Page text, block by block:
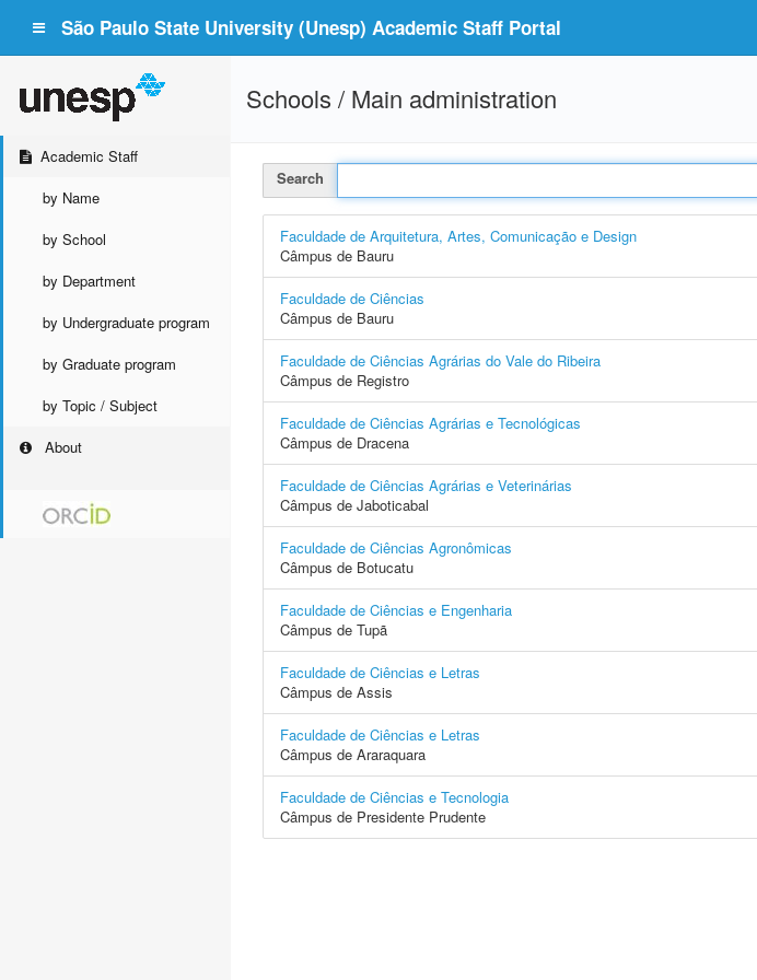
São Paulo State University (Unesp) Academic Staff Portal
Academic Staff
by Name
by School
by Department
by Undergraduate program
by Graduate program
by Topic / Subject
About
Schools / Main administration
Search
Faculdade de Arquitetura, Artes, Comunicação e Design
Câmpus de Bauru
Faculdade de Ciências
Câmpus de Bauru
Faculdade de Ciências Agrárias do Vale do Ribeira
Câmpus de Registro
Faculdade de Ciências Agrárias e Tecnológicas
Câmpus de Dracena
Faculdade de Ciências Agrárias e Veterinárias
Câmpus de Jaboticabal
Faculdade de Ciências Agronômicas
Câmpus de Botucatu
Faculdade de Ciências e Engenharia
Câmpus de Tupã
Faculdade de Ciências e Letras
Câmpus de Assis
Faculdade de Ciências e Letras
Câmpus de Araraquara
Faculdade de Ciências e Tecnologia
Câmpus de Presidente Prudente